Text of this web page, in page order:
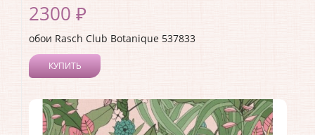
2300 ₽
обои Rasch Club Botanique 537833
КУПИТЬ
Коллекция:Club Botanique
Длина рулона: 10.05 .
Ширина рулона:
0.53 .